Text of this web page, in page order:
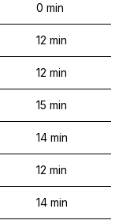
0 min
12 min
12 min
15 min
14 min
12 min
14 min